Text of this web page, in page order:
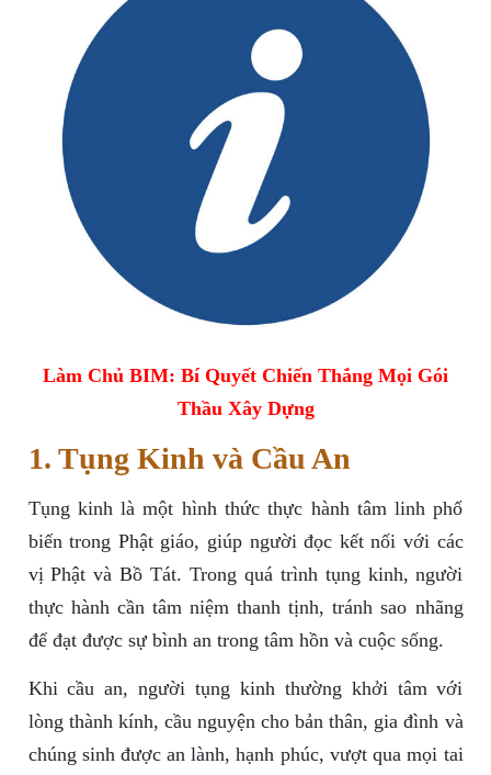
Làm Chủ BIM: Bí Quyết Chiến Thắng Mọi Gói
Thầu Xây Dựng
1. Tụng Kinh và Cầu An
Tụng kinh là một hình thức thực hành tâm linh phổ
biến trong Phật giáo, giúp người đọc kết nối với các
vị Phật và Bồ Tát. Trong quá trình tụng kinh, người
thực hành cần tâm niệm thanh tịnh, tránh sao nhãng
để đạt được sự bình an trong tâm hồn và cuộc sống.
Khi cầu an, người tụng kinh thường khởi tâm với
lòng thành kính, cầu nguyện cho bản thân, gia đình và
chúng sinh được an lành, hạnh phúc, vượt qua mọi tai